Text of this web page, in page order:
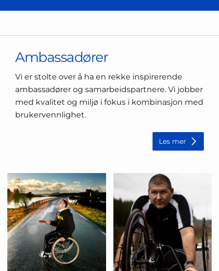
Ambassadører
Vi er stolte over å ha en rekke inspirerende
ambassadører og samarbeidspartnere. Vi jobber
med kvalitet og miljø i fokus i kombinasjon med
brukervennlighet.
Les mer